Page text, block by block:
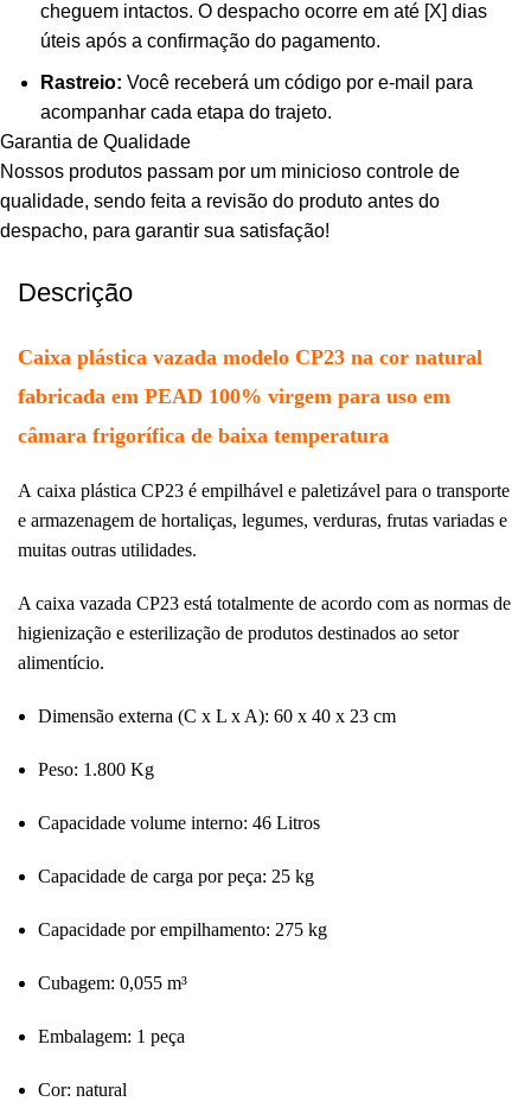
cheguem intactos. O despacho ocorre em até [X] dias
úteis após a confirmação do pagamento.
Rastreio: Você receberá um código por e-mail para
acompanhar cada etapa do trajeto.
Garantia de Qualidade
Nossos produtos passam por um minicioso controle de
qualidade, sendo feita a revisão do produto antes do
despacho, para garantir sua satisfação!
Descrição
Caixa plástica vazada modelo CP23 na cor natural
fabricada em PEAD 100% virgem para uso em
câmara frigorífica de baixa temperatura
A caixa plástica CP23 é empilhável e paletizável para o transporte
e armazenagem de hortaliças, legumes, verduras, frutas variadas e
muitas outras utilidades.
A caixa vazada CP23 está totalmente de acordo com as normas de
higienização e esterilização de produtos destinados ao setor
alimentício.
Dimensão externa (C x L x A): 60 x 40 x 23 cm
Peso: 1.800 Kg
Capacidade volume interno: 46 Litros
Capacidade de carga por peça: 25 kg
Capacidade por empilhamento: 275 kg
Cubagem: 0,055 m³
Embalagem: 1 peça
Cor: natural